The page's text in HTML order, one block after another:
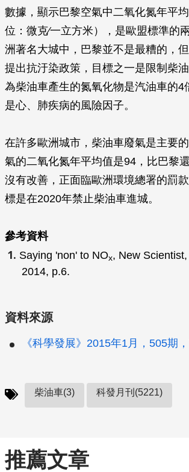
數據，顯示巴黎空氣中二氧化氮年平
位：微克∕一立方米），是歐盟標準的
洲著名大城中，巴黎並不是最糟的，
提出抗汙染政策，目標之一是限制柴
為柴油車產生的氮氧化物是汽油車的4
是心、肺疾病的風險因子。
在許多歐洲城市，柴油車廢氣是主要
氣的二氧化氮年平均值是94，比巴黎
沒有改善，正面臨歐洲環境總署的罰
標是在2020年禁止柴油車進城。
參考資料
Saying 'non' to NOx, New Scientist
2014, p.6.
資料來源
《科學發展》2015年1月，505期
柴油車(3) 科發月刊(5221)
推薦文章